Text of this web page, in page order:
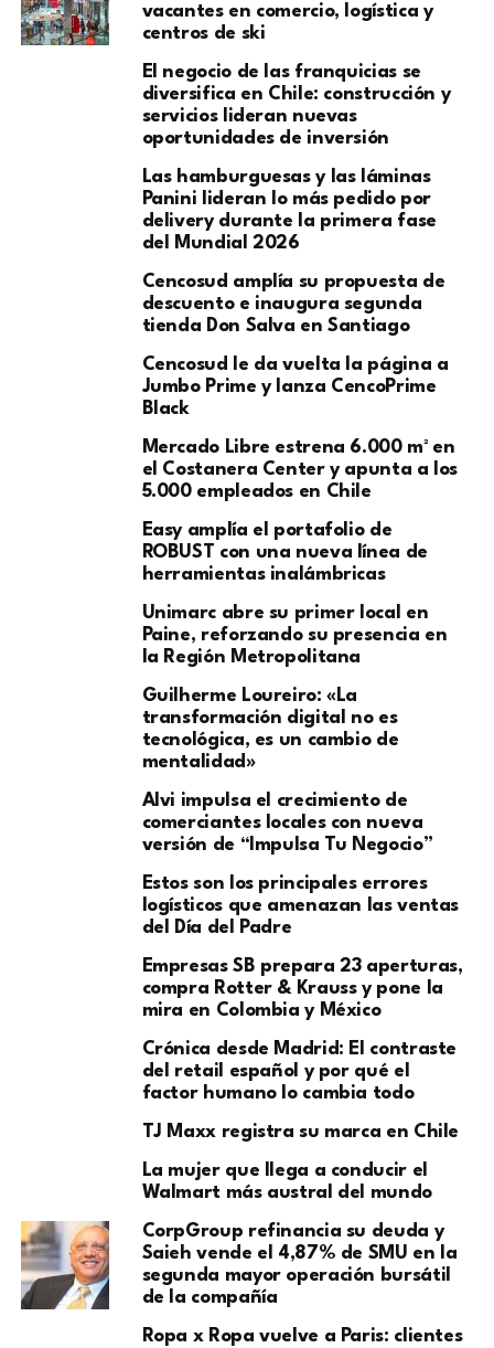
vacantes en comercio, logística y
centros de ski
El negocio de las franquicias se
diversifica en Chile: construcción y
servicios lideran nuevas
oportunidades de inversión
Las hamburguesas y las láminas
Panini lideran lo más pedido por
delivery durante la primera fase
del Mundial 2026
Cencosud amplía su propuesta de
descuento e inaugura segunda
tienda Don Salva en Santiago
Cencosud le da vuelta la página a
Jumbo Prime y lanza CencoPrime
Black
Mercado Libre estrena 6.000 m² en
el Costanera Center y apunta a los
5.000 empleados en Chile
Easy amplía el portafolio de
ROBUST con una nueva línea de
herramientas inalámbricas
Unimarc abre su primer local en
Paine, reforzando su presencia en
la Región Metropolitana
Guilherme Loureiro: «La
transformación digital no es
tecnológica, es un cambio de
mentalidad»
Alvi impulsa el crecimiento de
comerciantes locales con nueva
versión de “Impulsa Tu Negocio”
Estos son los principales errores
logísticos que amenazan las ventas
del Día del Padre
Empresas SB prepara 23 aperturas,
compra Rotter & Krauss y pone la
mira en Colombia y México
​Crónica desde Madrid: El contraste
del retail español y por qué el
factor humano lo cambia todo
TJ Maxx registra su marca en Chile
La mujer que llega a conducir el
Walmart más austral del mundo
CorpGroup refinancia su deuda y
Saieh vende el 4,87% de SMU en la
segunda mayor operación bursátil
de la compañía
Ropa x Ropa vuelve a Paris: clientes